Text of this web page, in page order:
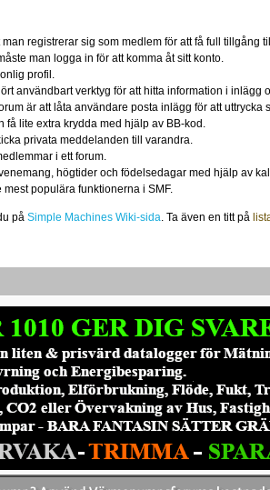
registrerar sig som medlem för att få full tillgång
man logga in för att komma åt sitt konto.
profil.
användbart verktyg för att hitta information i inlägg
är att låta användare posta inlägg för att uttrycka
få lite extra krydda med hjälp av BB-kod.
privata meddelanden till varandra.
i ett forum.
högtider och födelsedagar med hjälp av
populära funktionerna i SMF.
påSimple Machines Wiki-sida . Ta även en titt på